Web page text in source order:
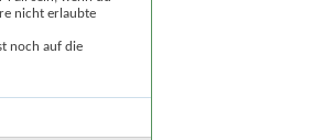
nicht erlaubte
noch auf die